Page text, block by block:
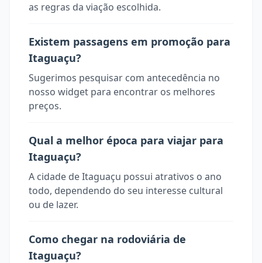
as regras da viação escolhida.
Existem passagens em promoção para
Itaguaçu?
Sugerimos pesquisar com antecedência no
nosso widget para encontrar os melhores
preços.
Qual a melhor época para viajar para
Itaguaçu?
A cidade de Itaguaçu possui atrativos o ano
todo, dependendo do seu interesse cultural
ou de lazer.
Como chegar na rodoviária de
Itaguaçu?